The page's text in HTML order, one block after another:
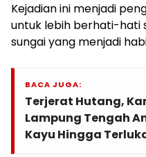
Kejadian ini menjadi
untuk lebih berhati-hati
sungai yang menjadi
BACA JUGA:
Terjerat Hutang,
Lampung Tengah
Kayu Hingga